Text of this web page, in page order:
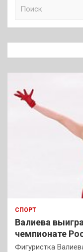
к
СПОРТ
Валиева
чемпионате
Фигуристка